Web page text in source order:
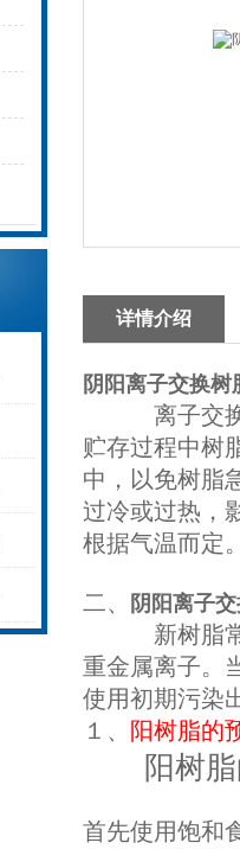
详情介绍
阴阳离子交换
离子交换树
贮存过程中树
中，以免树脂
过冷或过热，
根据气温而定
二、 阴阳离子
新树脂常含
重金属离子。
使用初期污染
１、 阳树脂的
阳树脂
首先使用饱和